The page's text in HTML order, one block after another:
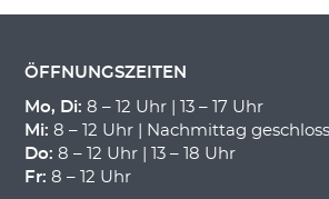
ÖFFNUNGSZEITEN
Mo, Di: 8 – 12 Uhr | 13 – 17 Uhr
Mi: 8 – 12 Uhr | Nachmittag
Do: 8 – 12 Uhr | 13 – 18 Uhr
Fr: 8 – 12 Uhr